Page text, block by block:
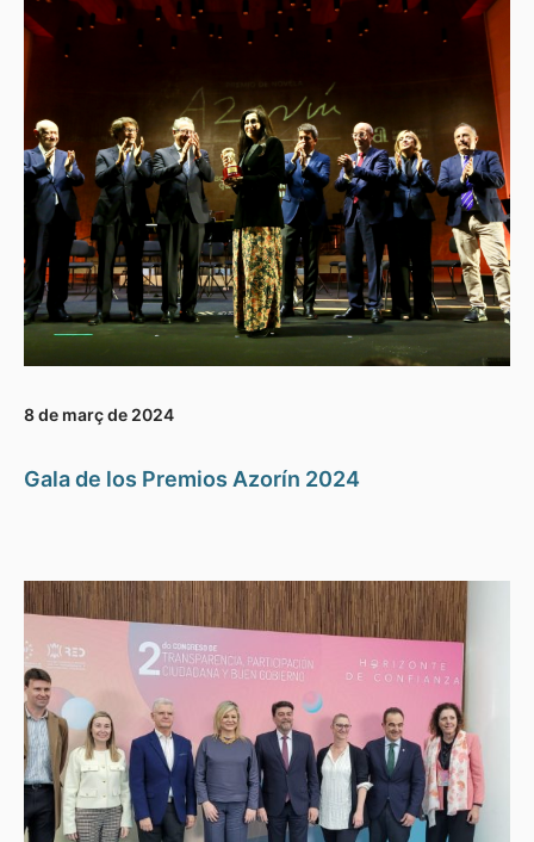
8 de març de 2024
Gala de los Premios Azorín 2024